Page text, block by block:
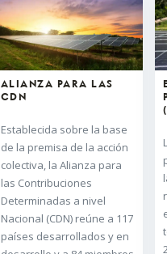
ALIANZA PARA LAS
CDN
Establecida sobre la base
de la premisa de la acción
colectiva, la Alianza para
las Contribuciones
Determinadas a nivel
Nacional (CDN) reúne a 117
países desarrollados y en